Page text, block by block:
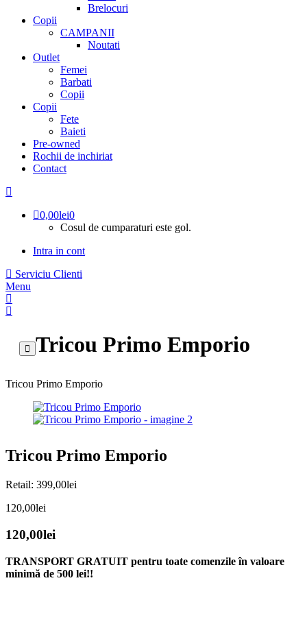
Brelocuri
Copii
CAMPANII
Noutati
Outlet
Femei
Barbati
Copii
Copii
Fete
Baieti
Pre-owned
Rochii de inchiriat
Contact
0,00lei0
Cosul de cumparaturi este gol.
Intra in cont
Serviciu Clienti
Menu
Tricou Primo Emporio
Tricou Primo Emporio
Tricou Primo Emporio
Retail: 399,00lei
120,00lei
120,00lei
TRANSPORT GRATUIT pentru toate comenzile în valoare
minimă de 500 lei!!